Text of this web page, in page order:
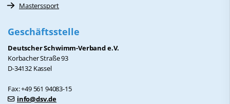
Masterssport
Geschäftsstelle
Deutscher Schwimm-Verband e.V.
Korbacher Straße 93
D-34132 Kassel
Fax: +49 561 94083-15
info@dsv.de